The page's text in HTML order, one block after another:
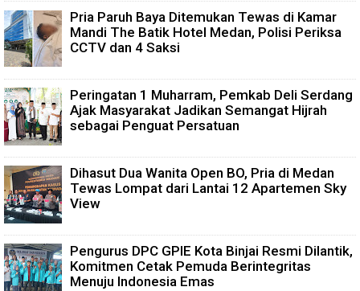
Pria Paruh Baya Ditemukan Tewas di Kamar
Mandi The Batik Hotel Medan, Polisi Periksa
CCTV dan 4 Saksi
Peringatan 1 Muharram, Pemkab Deli Serdang
Ajak Masyarakat Jadikan Semangat Hijrah
sebagai Penguat Persatuan
Dihasut Dua Wanita Open BO, Pria di Medan
Tewas Lompat dari Lantai 12 Apartemen Sky
View
Pengurus DPC GPIE Kota Binjai Resmi Dilantik,
Komitmen Cetak Pemuda Berintegritas
Menuju Indonesia Emas